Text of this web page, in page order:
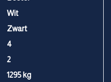
Wit
Zwart
4
2
1295 kg